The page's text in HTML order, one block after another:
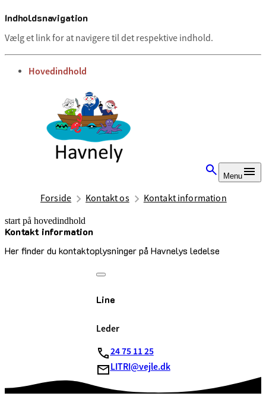
Indholdsnavigation
Vælg et link for at navigere til det respektive indhold.
gå til
Hovedindhold
Menu
Forside Kontakt os Kontakt information
start på hovedindhold
Kontakt information
Her finder du kontaktoplysninger på Havnelys ledelse
senest opdateret 10. juli 2025
Line
Leder
24 75 11 25
LITRI@vejle.dk